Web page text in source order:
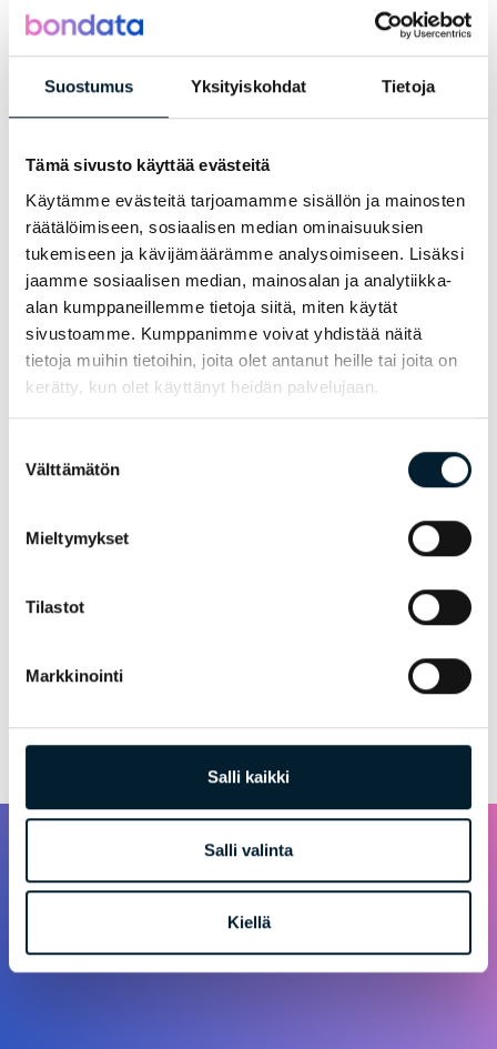
Suostumus Yksityiskohdat Tietoja
Tämä sivusto käyttää evästeitä
Käytämme evästeitä tarjoamamme sisällön ja mainosten
räätälöimiseen, sosiaalisen median ominaisuuksien
tukemiseen ja kävijämäärämme analysoimiseen. Lisäksi
jaamme sosiaalisen median, mainosalan ja analytiikka-
alan kumppaneillemme tietoja siitä, miten käytät
sivustoamme. Kumppanimme voivat yhdistää näitä
tietoja muihin tietoihin, joita olet antanut heille tai joita on
kerätty, kun olet käyttänyt heidän palvelujaan.
valinta
Välttämätön
Mieltymykset
Tilastot
Markkinointi
Salli kaikki
Salli valinta
Kiellä
huomioiden.
tuotannon optimointiin. He toimivat tehokkaasti
muun muassa pitkien kappaleiden
tuotekoko ovat isoja. Heidän ammattitaitoinen
työyhteistö koostuu yhteensä 75 ammattilaisesta.
Ota yhteyttä:
Sähköposti:
milana.virtanen@bondata.fi
Sijainti:
Mestarintie 5, 60100 Seinäjoki